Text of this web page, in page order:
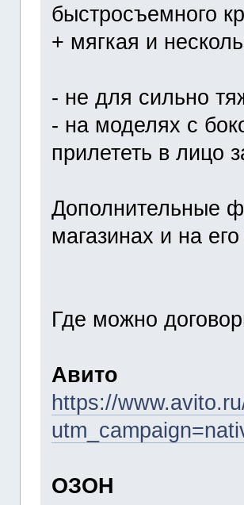
быстросъемного
+ мягкая и
- не для сильно
- на моделях с
прилететь в лицо
Дополнительные
магазинах и на
Где можно
Авито
https://
ОЗОН